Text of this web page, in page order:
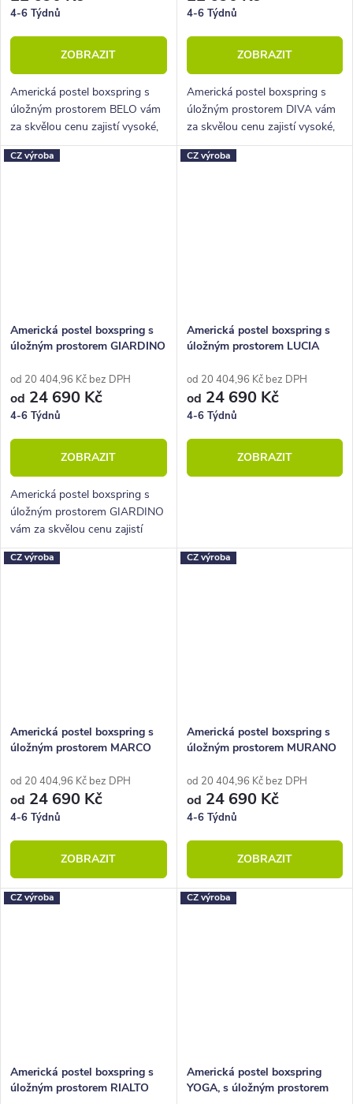
4-6 Týdnů
ZOBRAZIT
Americká postel boxspring s
úložným prostorem BELO vám
za skvělou cenu zajistí vysoké,
pohodlné spaní a velký úložný
prostor.
4-6 Týdnů
ZOBRAZIT
Americká postel boxspring s
úložným prostorem DIVA vám
za skvělou cenu zajistí vysoké,
pohodlné spaní a velký úložný
prostor.
CZ výroba
Americká postel boxspring s
úložným prostorem GIARDINO
od 20 404,96 Kč bez DPH
od 24 690 Kč
4-6 Týdnů
ZOBRAZIT
Americká postel boxspring s
úložným prostorem GIARDINO
vám za skvělou cenu zajistí
vysoké, pohodlné spaní a velký
úložný prostor.
CZ výroba
Americká postel boxspring s
úložným prostorem LUCIA
od 20 404,96 Kč bez DPH
od 24 690 Kč
4-6 Týdnů
ZOBRAZIT
CZ výroba
Americká postel boxspring s
úložným prostorem MARCO
od 20 404,96 Kč bez DPH
od 24 690 Kč
4-6 Týdnů
ZOBRAZIT
CZ výroba
Americká postel boxspring s
úložným prostorem MURANO
od 20 404,96 Kč bez DPH
od 24 690 Kč
4-6 Týdnů
ZOBRAZIT
CZ výroba
Americká postel boxspring s
úložným prostorem RIALTO
CZ výroba
Americká postel boxspring
YOGA, s úložným prostorem